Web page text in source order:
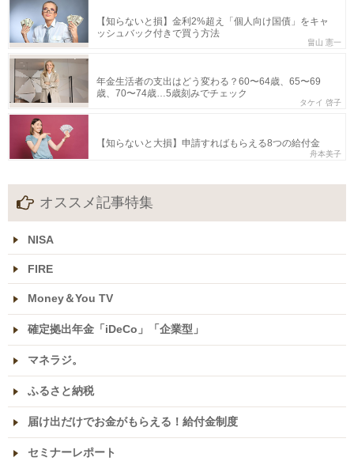
【知らないと損】金利2%超え「個人向け国債」をキャ
ッシュバック付きで買う方法
畠山 憲一
年金生活者の支出はどう変わる？60〜64歳、65〜69
歳、70〜74歳…5歳刻みでチェック
タケイ 啓子
【知らないと大損】申請すればもらえる8つの給付金
舟本美子
オススメ記事特集
NISA
FIRE
Money＆You TV
確定拠出年金「iDeCo」「企業型」
マネラジ。
ふるさと納税
届け出だけでお金がもらえる！給付金制度
セミナーレポート